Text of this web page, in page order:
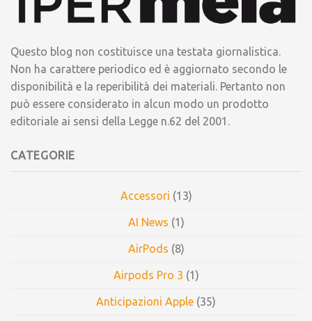
Questo blog non costituisce una testata giornalistica.
Non ha carattere periodico ed è aggiornato secondo le
disponibilità e la reperibilità dei materiali. Pertanto non
può essere considerato in alcun modo un prodotto
editoriale ai sensi della Legge n.62 del 2001.
CATEGORIE
Accessori (13)
AI News (1)
AirPods (8)
Airpods Pro 3 (1)
Anticipazioni Apple (35)